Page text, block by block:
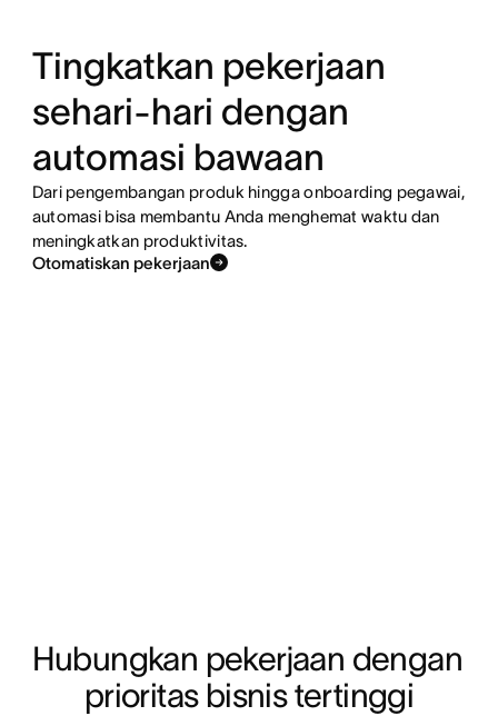
Tingkatkan pekerjaan
sehari-hari dengan
automasi bawaan
Dari pengembangan produk hingga onboarding pegawai,
automasi bisa membantu Anda menghemat waktu dan
meningkatkan produktivitas.
Otomatiskan pekerjaan
Hubungkan pekerjaan dengan
prioritas bisnis tertinggi